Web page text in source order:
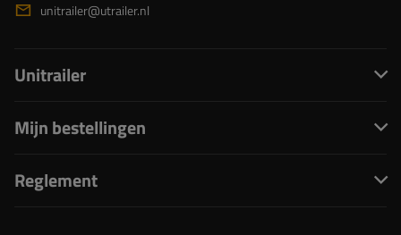
unitrailer@utrailer.nl
Unitrailer
Mijn bestellingen
Reglement